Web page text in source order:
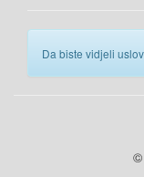
Da biste vidjeli
©